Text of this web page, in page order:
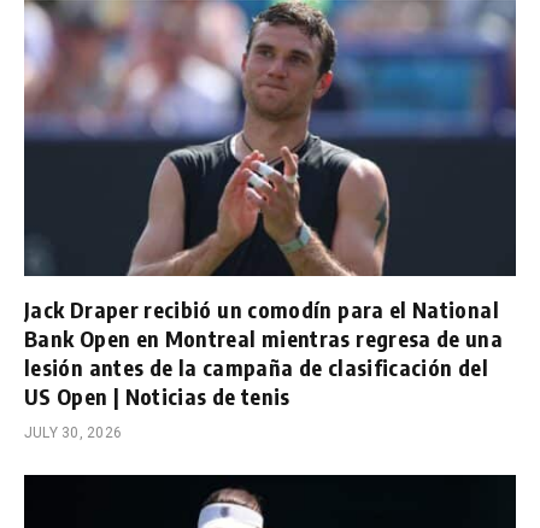
Jack Draper recibió un comodín para el National
Bank Open en Montreal mientras regresa de una
lesión antes de la campaña de clasificación del
US Open | Noticias de tenis
JULY 30, 2026